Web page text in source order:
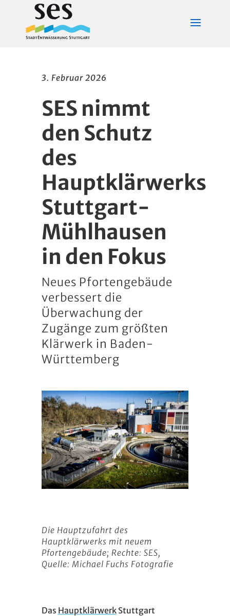
3. Februar 2026
SES nimmt
den Schutz
des
Hauptklärwerks
Stuttgart-
Mühlhausen
in den Fokus
Neues Pfortengebäude
verbessert die
Überwachung der
Zugänge zum größten
Klärwerk in Baden-
Württemberg
Die Hauptzufahrt des
Hauptklärwerks mit neuem
Pfortengebäude; Rechte: SES,
Quelle: Michael Fuchs Fotografie
Das HauptklärwerkStuttgart